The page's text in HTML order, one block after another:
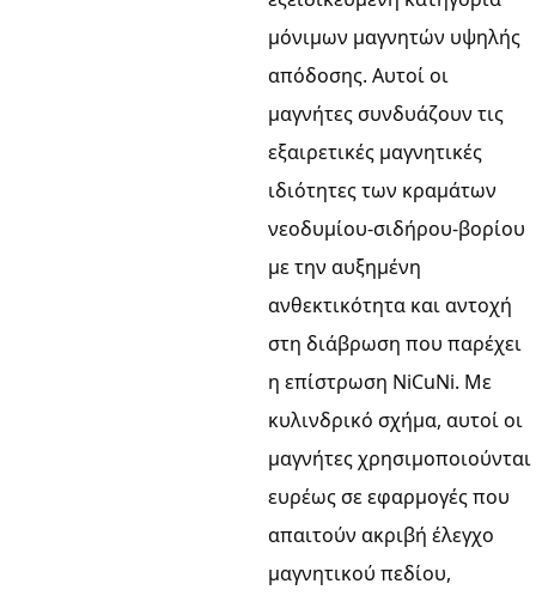
μόνιμων μαγνητών υψηλής
απόδοσης. Αυτοί οι
μαγνήτες συνδυάζουν τις
εξαιρετικές μαγνητικές
ιδιότητες των κραμάτων
νεοδυμίου-σιδήρου-βορίου
με την αυξημένη
ανθεκτικότητα και αντοχή
στη διάβρωση που παρέχει
η επίστρωση NiCuNi. Με
κυλινδρικό σχήμα, αυτοί οι
μαγνήτες χρησιμοποιούνται
ευρέως σε εφαρμογές που
απαιτούν ακριβή έλεγχο
μαγνητικού πεδίου,